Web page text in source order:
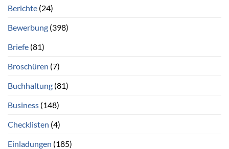
Berichte (24)
Bewerbung (398)
Briefe (81)
Broschüren (7)
Buchhaltung (81)
Business (148)
Checklisten (4)
Einladungen (185)